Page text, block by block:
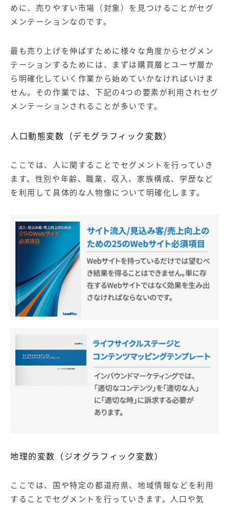
めに、売りやすい市場（対象）を見つけることがセグ
メンテーションなのです。
最も売り上げを伸ばすために様々な角度からセグメン
テーションするためには、まずは購買層とユーザ層か
ら明確化していく作業から始めていかなければいけま
せん。その作業では、下記の4つの要素が利用されセグ
メンテーションされることが多いです。
人口動態変数（デモグラフィック変数）
ここでは、人に関することでセグメントを行っていき
ます。性別や年齢、職業、収入、家族構成、学歴など
を利用して具体的な人物像について明確化します。
地理的変数（ジオグラフィック変数）
ここでは、国や特定の都道府県、地域情報などを利用
することでセグメントを行っていきます。人口や気